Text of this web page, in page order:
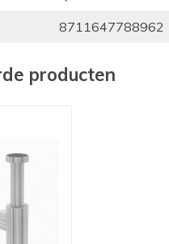
8711647788962
producten